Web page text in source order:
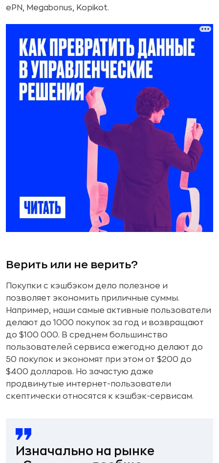
ePN, Megabonus, Kopikot.
Верить или не верить?
Покупки с кэшбэком дело полезное и
позволяет экономить приличные суммы.
Например, наши самые активные пользователи
делают до 1000 покупок за год и возвращают
до $100 000. В среднем большинство
пользователей сервиса ежегодно делают до
50 покупок и экономят при этом от $200 до
$400 долларов. Но зачастую даже
продвинутые интернет-пользователи
скептически относятся к кэшбэк-сервисам.
Изначально на рынке